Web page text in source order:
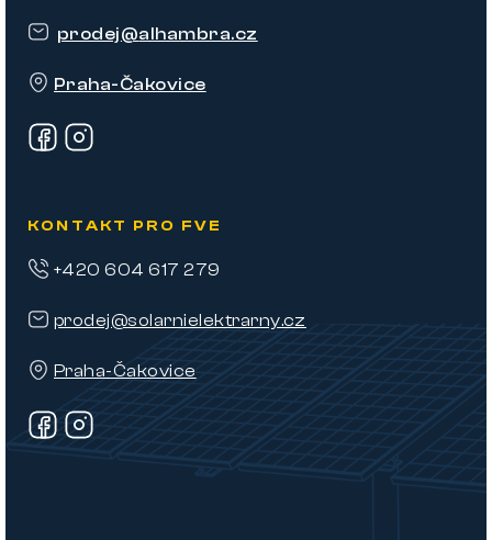
prodej@alhambra.cz
Praha-Čakovice
KONTAKT PRO FVE
prodej@solarnielektrarny.cz
Praha-Čakovice
+420 604 617 279